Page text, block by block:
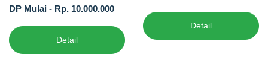
DP Mulai - Rp. 10.000.000
Detail
Detail